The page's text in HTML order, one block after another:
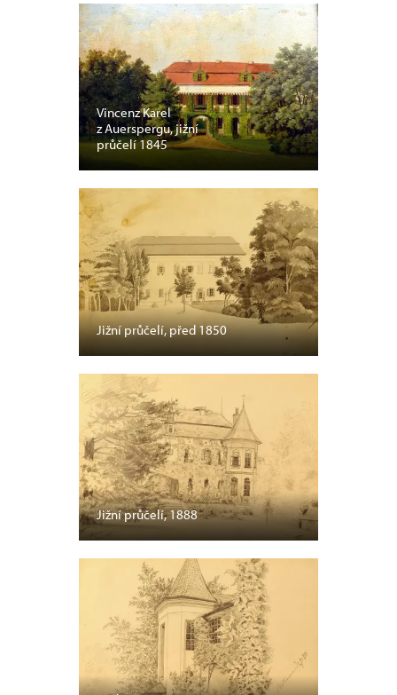
Vincenz Karel
z Auerspergu, jižní
průčelí 1845
Jižní průčelí, před 1850
Jižní průčelí, 1888